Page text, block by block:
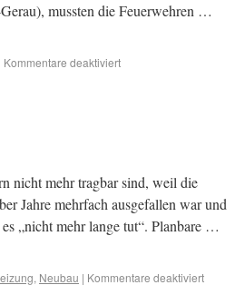
mussten die Feuerwehren …
Kommentare deaktiviert
nicht mehr tragbar sind, weil die
Jahre mehrfach ausgefallen war und
„nicht mehr lange tut“. Planbare …
, Neubau | Kommentare deaktiviert